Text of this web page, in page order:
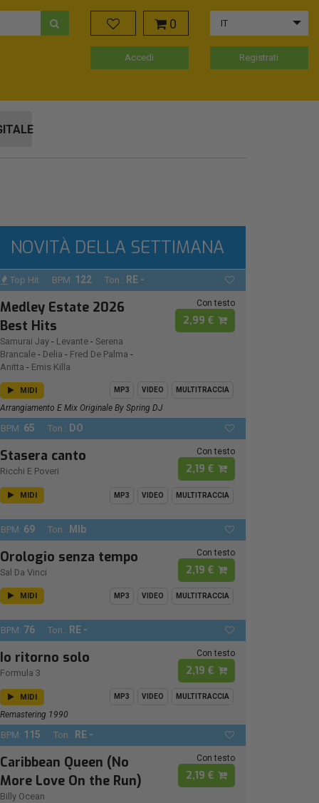
0 IT
Accedi Registrati
NOVITÀ DELLA SETTIMANA
Top Hit BPM: 122 Ton.: RE -
Medley Estate 2026
Best Hits
Samurai Jay - Levante - Serena
Brancale - Delia - Fred De Palma -
Anitta - Emis Killa
Con testo
2,99 €
MIDI MP3 VIDEO MULTITRACCIA
Arrangiamento E Mix Originale By Spring DJ
BPM: 65 Ton.: DO
Stasera canto
Ricchi E Poveri
Con testo
2,19 €
MIDI MP3 VIDEO MULTITRACCIA
BPM: 69 Ton.: MIb
Orologio senza tempo
Sal Da Vinci
Con testo
2,19 €
MIDI MP3 VIDEO MULTITRACCIA
BPM: 76 Ton.: RE -
Io ritorno solo
Formula 3
Con testo
2,19 €
MIDI MP3 VIDEO MULTITRACCIA
Remastering 1990
BPM: 115 Ton.: RE -
Caribbean Queen (No
More Love On the Run)
Billy Ocean
Con testo
2,19 €